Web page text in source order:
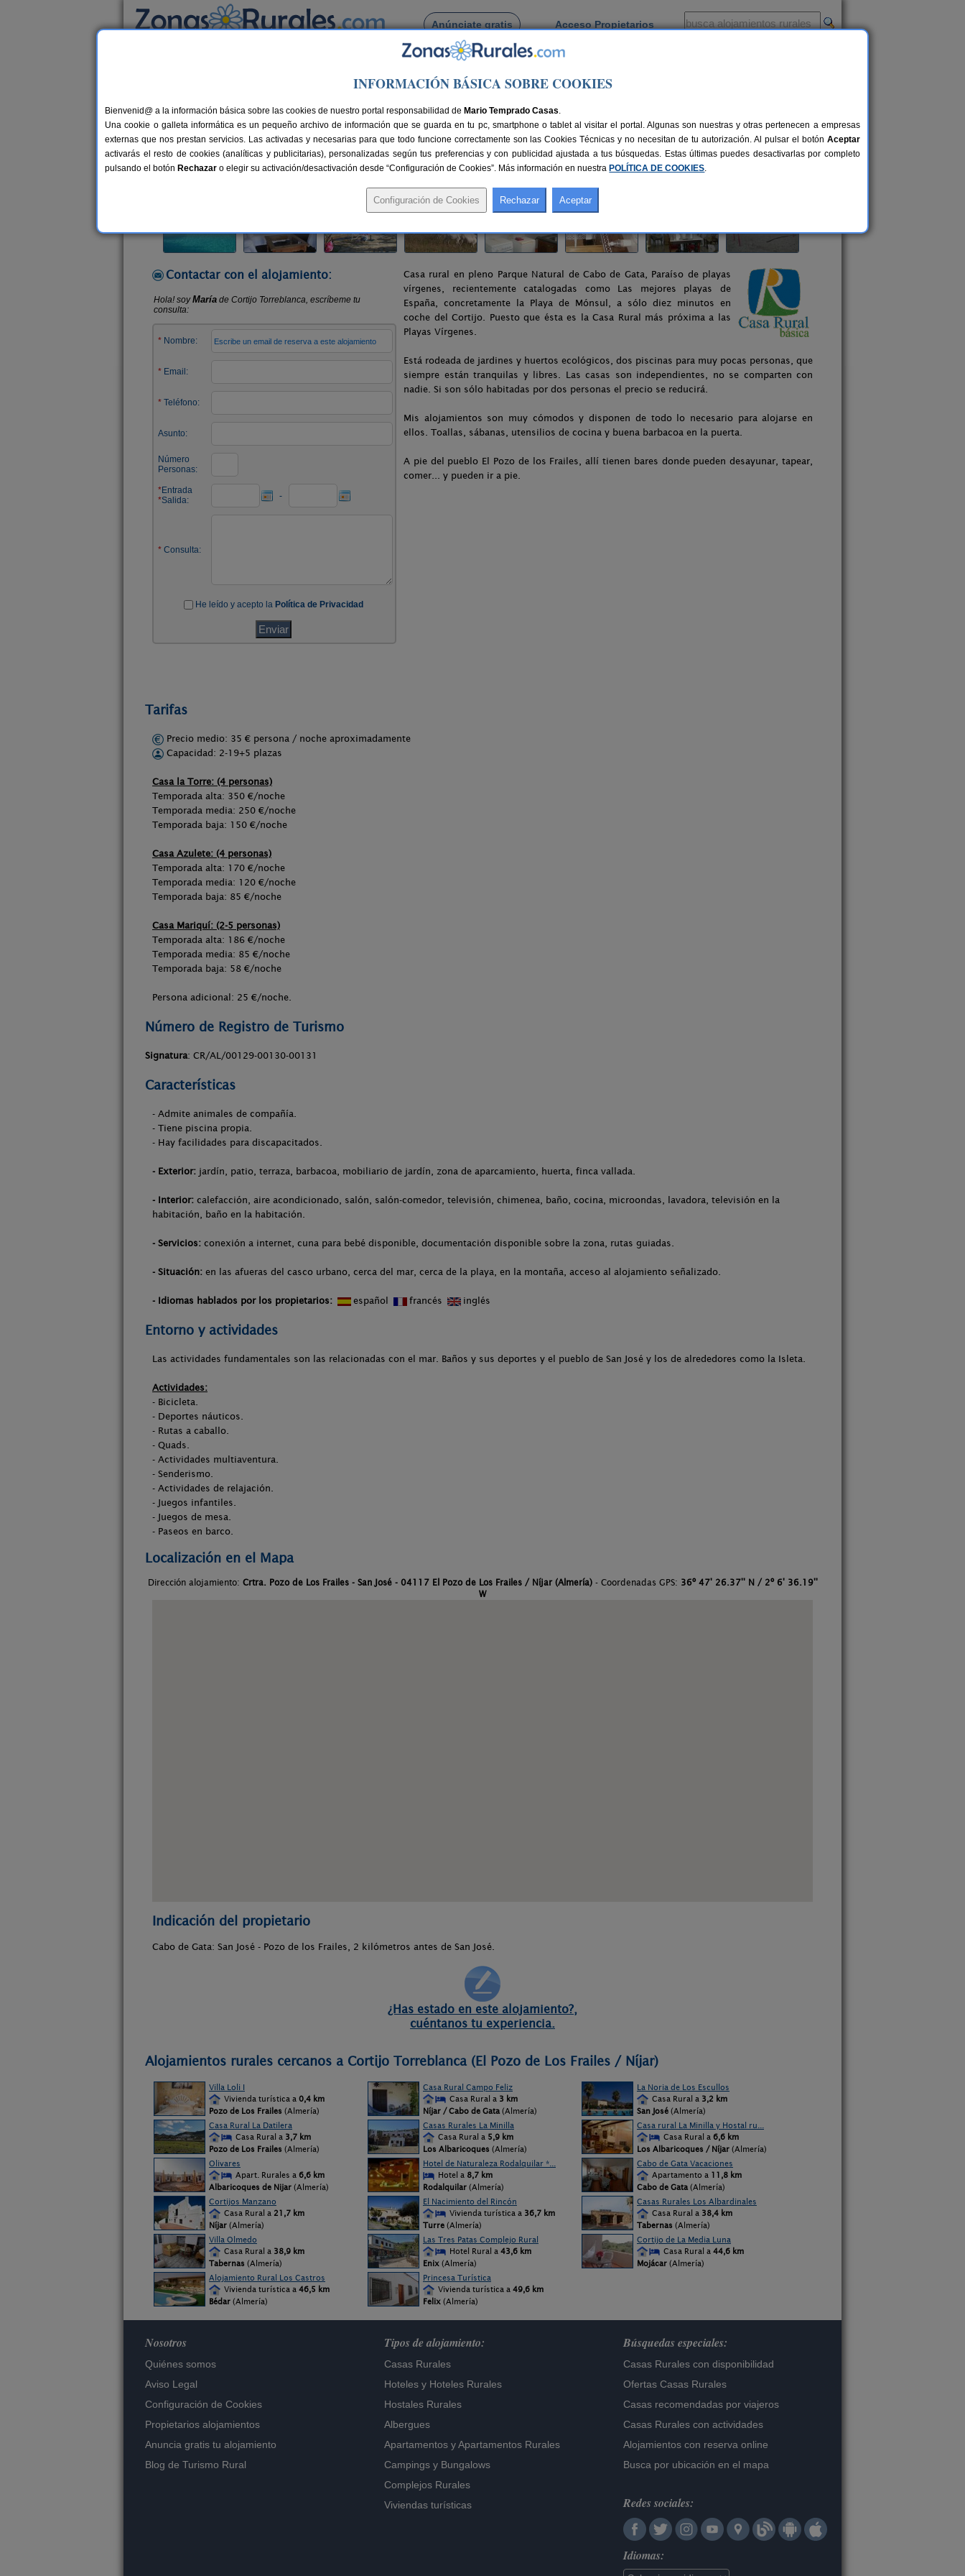
Anúnciate gratis Acceso Propietarios
Busca por pueblo
El Pozo de Los Frailes> Cortijo Torreblanca
Cortijo Torreblanca
Casa Rural en El Pozo de Los Frailes / Níjar (Almería)
Alquiler completo 2-19+5 plazas 40 km de Almería Compartir:
Contactar con el alojamiento:
Casa rural en pleno Parque Natural de Cabo de Gata, Paraíso de playas
vírgenes, recientemente catalogadas como Las mejores playas de
España, concretamente la Playa de Mónsul, a sólo diez minutos en
coche del Cortijo. Puesto que ésta es la Casa Rural más próxima a las
Playas Vírgenes.
Está rodeada de jardines y huertos ecológicos, dos piscinas para muy pocas personas, que
siempre están tranquilas y libres. Las casas son independientes, no se comparten con
nadie. Si son sólo habitadas por dos personas el precio se reducirá.
Mis alojamientos son muy cómodos y disponen de todo lo necesario para alojarse en
ellos. Toallas, sábanas, utensilios de cocina y buena barbacoa en la puerta.
A pie del pueblo El Pozo de los Frailes, allí tienen bares donde pueden desayunar, tapear,
comer... y pueden ir a pie.
Tarifas
Precio medio: 35 € persona / noche aproximadamente
Capacidad: 2-19+5 plazas
Casa la Torre: (4 personas)
Temporada alta: 350 €/noche
Temporada media: 250 €/noche
Temporada baja: 150 €/noche
Casa Azulete: (4 personas)
Temporada alta: 170 €/noche
Temporada media: 120 €/noche
Temporada baja: 85 €/noche
Casa Mariquí: (2-5 personas)
Temporada alta: 186 €/noche
Temporada media: 85 €/noche
Temporada baja: 58 €/noche
Persona adicional: 25 €/noche.
Número de Registro de Turismo
Signatura: CR/AL/00129-00130-00131
Características
- Admite animales de compañía.
- Tiene piscina propia.
- Hay facilidades para discapacitados.
- Exterior: jardín, patio, terraza, barbacoa, mobiliario de jardín, zona de aparcamiento, huerta, finca vallada.
- Interior: calefacción, aire acondicionado, salón, salón-comedor, televisión, chimenea, baño, cocina, microondas, lavadora, televisión en la
habitación, baño en la habitación.
- Servicios: conexión a internet, cuna para bebé disponible, documentación disponible sobre la zona, rutas guiadas.
- Situación: en las afueras del casco urbano, cerca del mar, cerca de la playa, en la montaña, acceso al alojamiento señalizado.
- Idiomas hablados por los propietarios: español francés inglés
Entorno y actividades
Las actividades fundamentales son las relacionadas con el mar. Baños y sus deportes y el pueblo de San José y los de alrededores como la Isleta.
Actividades:
- Bicicleta.
- Deportes náuticos.
- Rutas a caballo.
- Quads.
- Actividades multiaventura.
- Senderismo.
- Actividades de relajación.
- Juegos infantiles.
- Juegos de mesa.
- Paseos en barco.
Localización en el Mapa
Dirección alojamiento: Crtra. Pozo de Los Frailes - San José - 04117 El Pozo de Los Frailes / Níjar (Almería)- Coordenadas GPS: 36º 47' 26.37'' N / 2º 6' 36.19''
W
Indicación del propietario
Cabo de Gata: San José - Pozo de los Frailes, 2 kilómetros antes de San José.
¿Has estado en este alojamiento?,
cuéntanos tu experiencia.
Alojamientos rurales cercanos a Cortijo Torreblanca (El Pozo de Los Frailes / Níjar)
Villa Loli I
Vivienda turística a 0,4 km
Pozo de Los Frailes (Almería)
Casa Rural Campo Feliz
Casa Rural a 3 km
Níjar / Cabo de Gata (Almería)
La Noria de Los Escullos
Casa Rural a 3,2 km
San José (Almería)
Casa Rural La Datilera
Casa Rural a 3,7 km
Pozo de Los Frailes (Almería)
Casas Rurales La Minilla
Casa Rural a 5,9 km
Los Albaricoques (Almería)
Casa rural La Minilla y Hostal ru...
Casa Rural a 6,6 km
Los Albaricoques / Níjar (Almería)
Olivares
Apart. Rurales a 6,6 km
Albaricoques de Nijar (Almería)
Hotel de Naturaleza Rodalquilar *...
Hotel a 8,7 km
Rodalquilar (Almería)
Cabo de Gata Vacaciones
Apartamento a 11,8 km
Cabo de Gata (Almería)
Cortijos Manzano
Casa Rural a 21,7 km
Níjar (Almería)
El Nacimiento del Rincón
Vivienda turística a 36,7 km
Turre (Almería)
Casas Rurales Los Albardinales
Casa Rural a 38,4 km
Tabernas (Almería)
Villa Olmedo
Casa Rural a 38,9 km
Tabernas (Almería)
Las Tres Patas Complejo Rural
Hotel Rural a 43,6 km
Enix (Almería)
Cortijo de La Media Luna
Casa Rural a 44,6 km
Mojácar (Almería)
Alojamiento Rural Los Castros
Vivienda turística a 46,5 km
Bédar (Almería)
Princesa Turística
Vivienda turística a 49,6 km
Felix (Almería)
Nosotros
Quiénes somos
Aviso Legal
Configuración de Cookies
Propietarios alojamientos
Anuncia gratis tu alojamiento
Blog de Turismo Rural
Tipos de alojamiento:
Casas Rurales
Hoteles y Hoteles Rurales
Hostales Rurales
Albergues
Apartamentos yApartamentos Rurales
Campings y Bungalows
Complejos Rurales
Viviendas turísticas
Búsquedas especiales:
Casas Rurales con disponibilidad
Ofertas Casas Rurales
Casas recomendadas por viajeros
Casas Rurales con actividades
Alojamientos con reserva online
Busca por ubicación en el mapa
Redes sociales:
Idiomas:
INFORMACIÓN BÁSICA SOBRE COOKIES
Bienvenid@ a la información básica sobre las cookies de nuestro portal responsabilidad de Mario Temprado Casas.
Una cookie o galleta informática es un pequeño archivo de información que se guarda en tu pc, smartphone o tablet al visitar el portal. Algunas son nuestras y otras pertenecen a empresas
externas que nos prestan servicios. Las activadas y necesarias para que todo funcione correctamente son las Cookies Técnicas y no necesitan de tu autorización. Al pulsar el botón Aceptar
activarás el resto de cookies (analíticas y publicitarias), personalizadas según tus preferencias y con publicidad ajustada a tus búsquedas. Estas últimas puedes desactivarlas por completo
pulsando el botón Rechazar o elegir su activación/desactivación desde “Configuración de Cookies”. Más información en nuestra POLÍTICA DE COOKIES.